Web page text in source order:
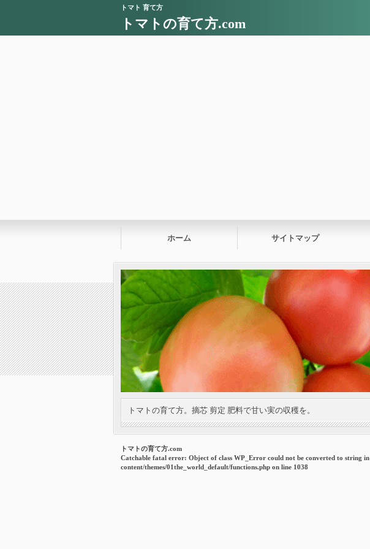
トマト 育て方
トマトの育て方.com
ホーム サイトマップ
トマトの育て方。摘芯 剪定 肥料で甘い実の収穫を。
トマトの育て方.com
Catchable fatal error: Object of class WP_Error could not be converted to string in
content/themes/01the_world_default/functions.php on line 1038